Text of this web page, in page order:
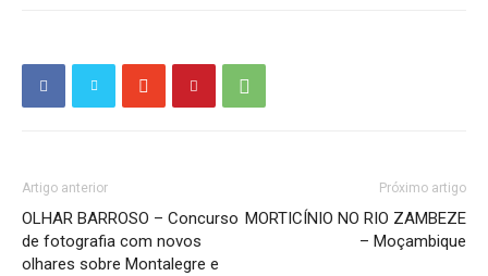
Artigo anterior
OLHAR BARROSO – Concurso
de fotografia com novos
olhares sobre Montalegre e
Próximo artigo
MORTICÍNIO NO RIO ZAMBEZE
– Moçambique